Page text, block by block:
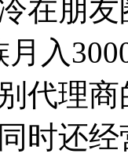
朋友
入
理商
时还